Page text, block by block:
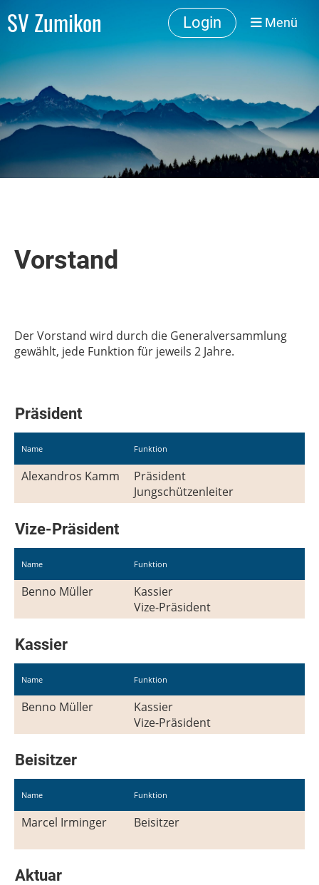
SV Zumikon Login Menü
Vorstand
Der Vorstand wird durch die Generalversammlung
gewählt, jede Funktion für jeweils 2 Jahre.
Präsident
Name Funktion
Alexandros Kamm
Präsident
Jungschützenleiter
Vize-Präsident
Name Funktion
Benno Müller
Kassier
Vize-Präsident
Kassier
Name Funktion
Benno Müller
Kassier
Vize-Präsident
Beisitzer
Name Funktion
Marcel Irminger Beisitzer
Aktuar